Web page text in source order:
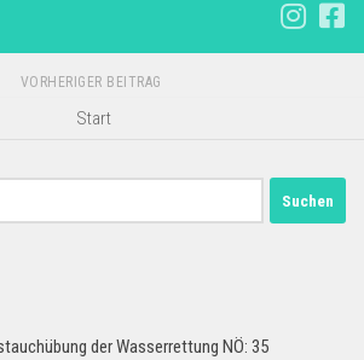
VORHERIGER BEITRAG
Start
der Wasserrettung NÖ: 35